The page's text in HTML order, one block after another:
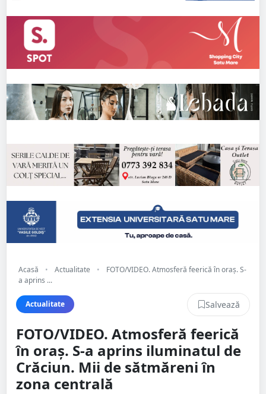
Acasă • Actualitate •
FOTO/VIDEO. Atmosferă feerică în oraș. S-
a aprins ...
Actualitate Salvează
FOTO/VIDEO. Atmosferă feerică
în oraș. S-a aprins iluminatul de
Crăciun. Mii de sătmăreni în
zona centrală